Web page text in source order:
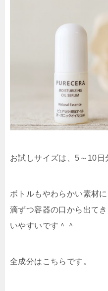
お試しサイズは、5～10日
ボトルもやわらかい素材
滴ずつ容器の口から出て
いやすいです＾＾
全成分はこちらです。